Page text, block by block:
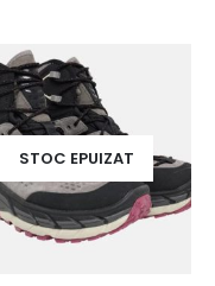
STOC EPUIZAT